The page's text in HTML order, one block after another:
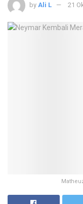
by Ali L 21